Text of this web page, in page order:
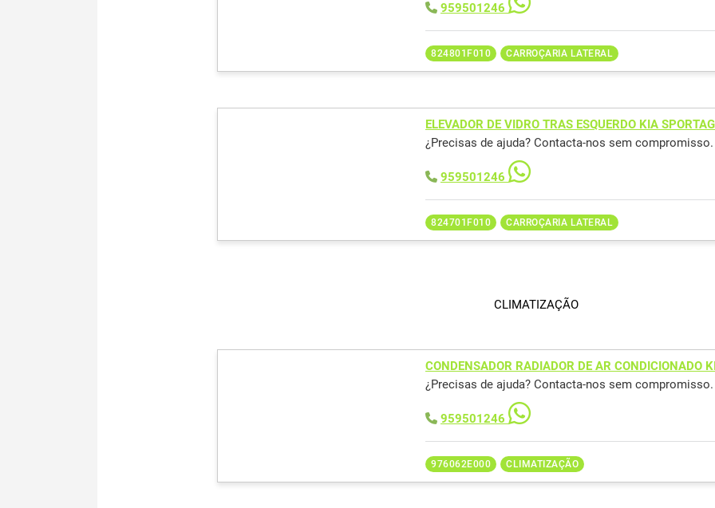
959501246
824801F010 CARROÇARIA LATERAL
ELEVADOR DE VIDRO TRAS ESQUERDO KIA
¿Precisas de ajuda? Contacta-nos sem compromisso.
959501246
824701F010 CARROÇARIA LATERAL
CLIMATIZAÇÃO
CONDENSADOR RADIADOR DE AR CONDICIONADO
¿Precisas de ajuda? Contacta-nos sem compromisso.
959501246
976062E000 CLIMATIZAÇÃO